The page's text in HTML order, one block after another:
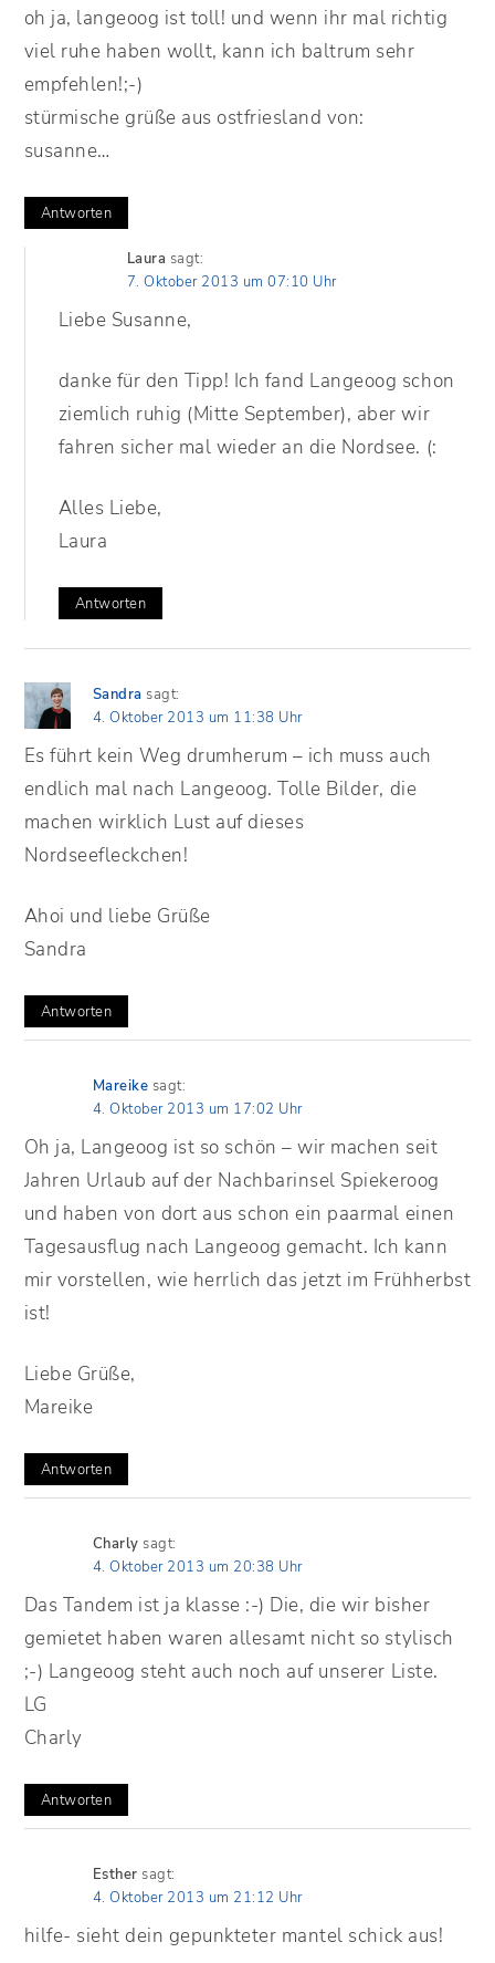
oh ja, langeoog ist toll! und wenn ihr mal richtig
viel ruhe haben wollt, kann ich baltrum sehr
empfehlen!;-)
stürmische grüße aus ostfriesland von:
susanne…
Antworten
Laura sagt:
7. Oktober 2013 um 07:10 Uhr
Liebe Susanne,
danke für den Tipp! Ich fand Langeoog schon
ziemlich ruhig (Mitte September), aber wir
fahren sicher mal wieder an die Nordsee. (:
Alles Liebe,
Laura
Antworten
Sandra sagt:
4. Oktober 2013 um 11:38 Uhr
Es führt kein Weg drumherum – ich muss auch
endlich mal nach Langeoog. Tolle Bilder, die
machen wirklich Lust auf dieses
Nordseefleckchen!
Ahoi und liebe Grüße
Sandra
Antworten
Mareike sagt:
4. Oktober 2013 um 17:02 Uhr
Oh ja, Langeoog ist so schön – wir machen seit
Jahren Urlaub auf der Nachbarinsel Spiekeroog
und haben von dort aus schon ein paarmal einen
Tagesausflug nach Langeoog gemacht. Ich kann
mir vorstellen, wie herrlich das jetzt im Frühherbst
ist!
Liebe Grüße,
Mareike
Antworten
Charly sagt:
4. Oktober 2013 um 20:38 Uhr
Das Tandem ist ja klasse :-) Die, die wir bisher
gemietet haben waren allesamt nicht so stylisch
;-) Langeoog steht auch noch auf unserer Liste.
LG
Charly
Antworten
Esther sagt:
4. Oktober 2013 um 21:12 Uhr
hilfe- sieht dein gepunkteter mantel schick aus!